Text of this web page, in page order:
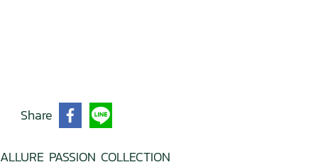
Share
ALLURE PASSION COLLECTION